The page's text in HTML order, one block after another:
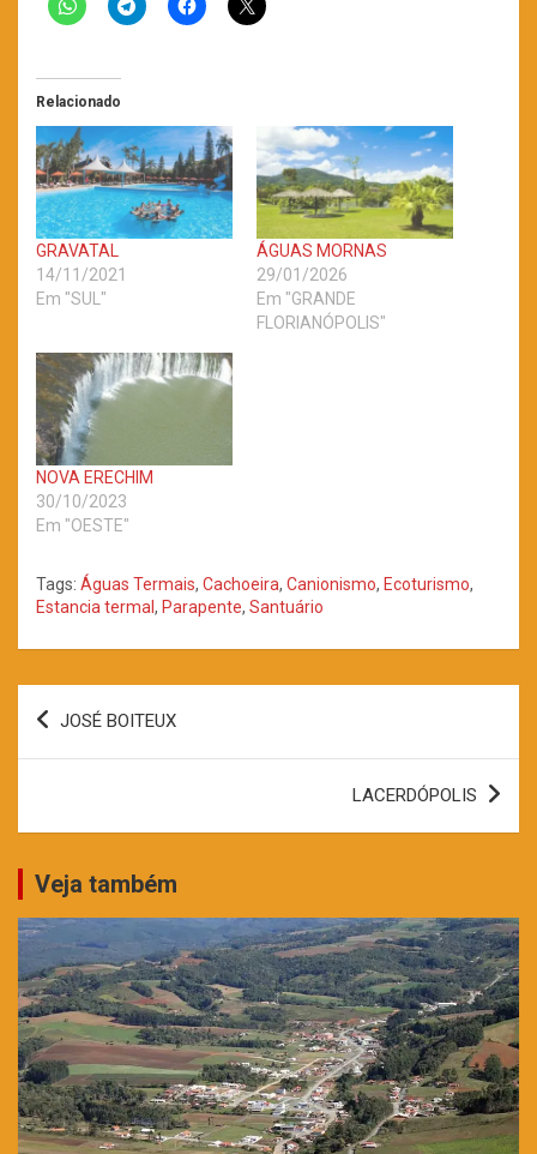
Relacionado
GRAVATAL
14/11/2021
Em "SUL"
ÁGUAS MORNAS
29/01/2026
Em "GRANDE
FLORIANÓPOLIS"
NOVA ERECHIM
30/10/2023
Em "OESTE"
Tags: Águas Termais, Cachoeira, Canionismo, Ecoturismo,
Estancia termal , Parapente, Santuário
Navegação
de
JOSÉ BOITEUX
LACERDÓPOLIS
Veja também